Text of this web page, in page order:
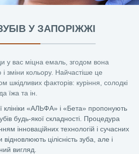
У ЗАПОРІЖЖІ
у вас міцна емаль, згодом вона
зміни кольору. Найчастіше це
шкідливих факторів: куріння, солодкі
їжа та ін.
клініки «АЛЬФА» і «Бета» пропонують
будь-якої складності. Процедура
інноваційних технологій і сучасних
відновлюють цілісність зуба, але і
вигляд.